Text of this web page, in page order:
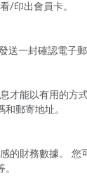
/印出會員卡。
送一封確認電子郵
才能以有用的方
郵寄地址。
的財務數據。 您